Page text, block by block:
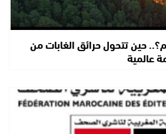
حين تتحول حرائق الغابات من
عالمية